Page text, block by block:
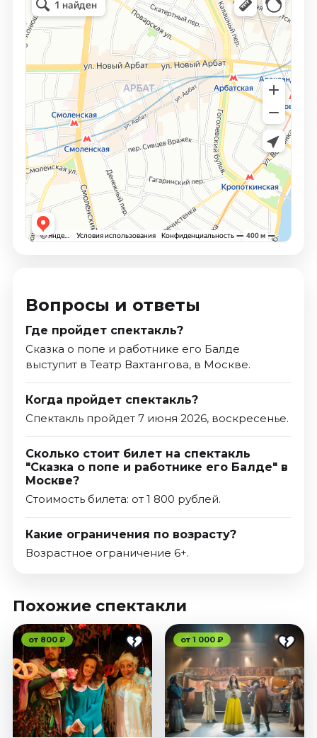
Вопросы и ответы
Где пройдет спектакль?
Сказка о попе и работнике его Балде
выступит в Театр Вахтангова, в Москве.
Когда пройдет спектакль?
Спектакль пройдет 7 июня 2026, воскресенье.
Сколько стоит билет на спектакль
"Сказка о попе и работнике его Балде" в
Москве?
Стоимость билета: от 1 800 рублей.
Какие ограничения по возрасту?
Возрастное ограничение 6+.
Похожие спектакли
от 800 ₽ от 1 000 ₽